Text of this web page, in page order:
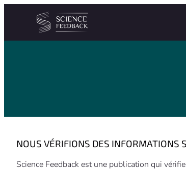
Personnaliser les paramètres de vos cookies
Aller au contenu
NOUS VÉRIFIONS DES INFORMATIONS
Science Feedback est une publication qui